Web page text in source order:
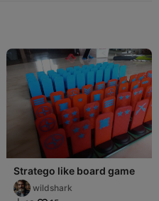
Stratego like board game
wildshark